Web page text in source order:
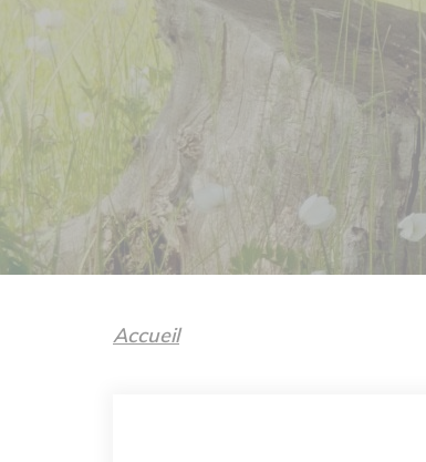
Accueil